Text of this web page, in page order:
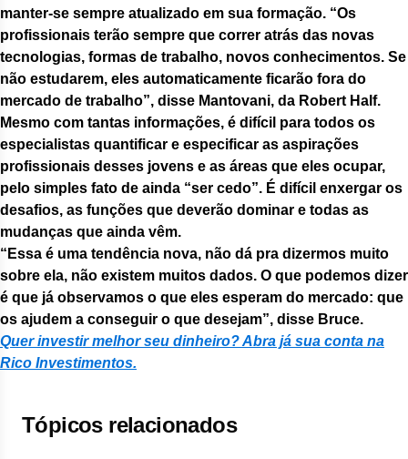
manter-se sempre atualizado em sua formação. “Os
profissionais terão sempre que correr atrás das novas
tecnologias, formas de trabalho, novos conhecimentos. Se
não estudarem, eles automaticamente ficarão fora do
mercado de trabalho”, disse Mantovani, da Robert Half.
Mesmo com tantas informações, é difícil para todos os
especialistas quantificar e especificar as aspirações
profissionais desses jovens e as áreas que eles ocupar,
pelo simples fato de ainda “ser cedo”. É difícil enxergar os
desafios, as funções que deverão dominar e todas as
mudanças que ainda vêm.
“Essa é uma tendência nova, não dá pra dizermos muito
sobre ela, não existem muitos dados. O que podemos dizer
é que já observamos o que eles esperam do mercado: que
os ajudem a conseguir o que desejam”, disse Bruce.
Quer investir melhor seu dinheiro? Abra já sua conta na
Rico Investimentos.
Tópicos relacionados